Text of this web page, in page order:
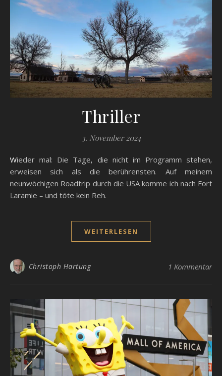
Thriller
3. November 2024
Wieder mal: Die Tage, die nicht im Programm stehen,
erweisen sich als die berührensten. Auf meinem
neunwöchigen Roadtrip durch die USA komme ich nach Fort
Laramie – und töte kein Reh.
WEITERLESEN
Christoph Hartung 1 Kommentar